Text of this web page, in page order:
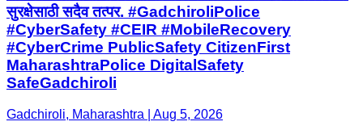
सुरक्षेसाठी सदैव तत्पर. #GadchiroliPolice
#CyberSafety #CEIR #MobileRecovery
#CyberCrime PublicSafety CitizenFirst
MaharashtraPolice DigitalSafety
SafeGadchiroli
Gadchiroli, Maharashtra | Aug 5, 2026